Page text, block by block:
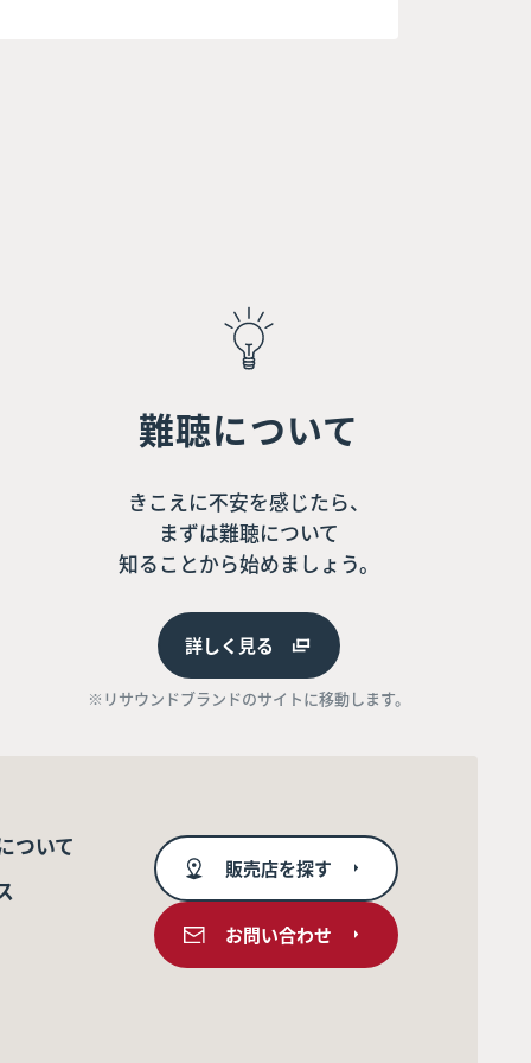
難聴について
きこえに不安を感じたら、
まずは難聴について
知ることから始めましょう。
詳しく見る
※リサウンドブランドのサイトに移動します。
ついて
販売店を探す
お問い合わせ